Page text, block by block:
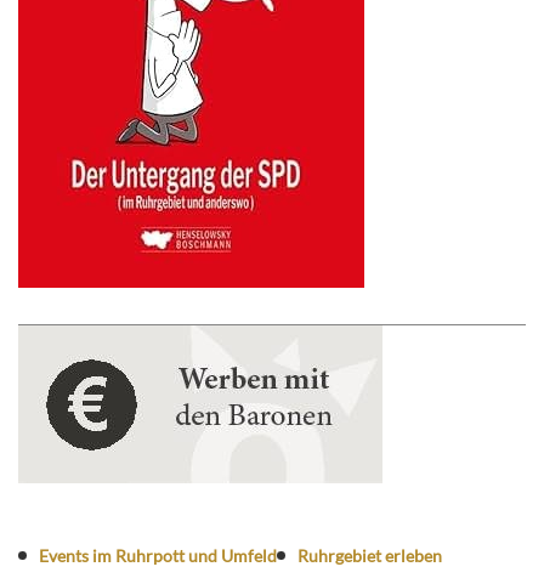
Events im Ruhrpott und Umfeld Ruhrgebiet erleben